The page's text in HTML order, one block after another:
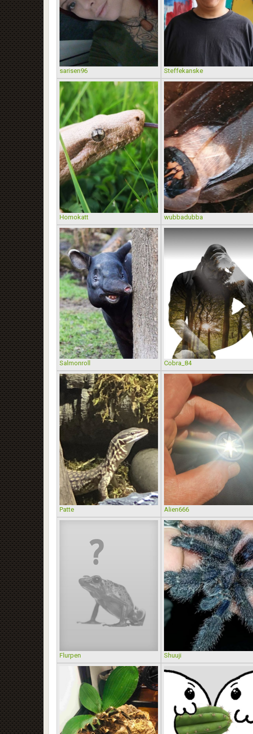
sarisen96 Steffekanske
Homokatt wubbadubba
Salmonroll Cobra_84
Patte Alien666
Flurpen Shuuji